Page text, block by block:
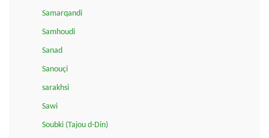
Samarqandi
Samhoudi
Sanad
Sanouçi
sarakhsi
Sawi
Soubki (Tajou d-Din)